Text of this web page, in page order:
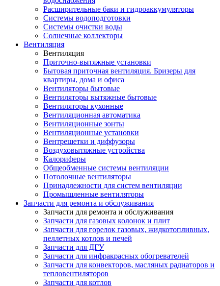
Расширительные баки и гидроаккумуляторы
Системы водоподготовки
Системы очистки воды
Солнечные коллекторы
Вентиляция
Вентиляция
Приточно-вытяжные установки
Бытовая приточная вентиляция. Бризеры для
квартиры, дома и офиса
Вентиляторы бытовые
Вентиляторы вытяжные бытовые
Вентиляторы кухонные
Вентиляционная автоматика
Вентиляционные зонты
Вентиляционные установки
Вентрешетки и диффузоры
Воздуховытяжные устройства
Калориферы
Общеобменные системы вентиляции
Потолочные вентиляторы
Принадлежности для систем вентиляции
Промышленные вентиляторы
Запчасти для ремонта и обслуживания
Запчасти для ремонта и обслуживания
Запчасти для газовых колонок и плит
Запчасти для горелок газовых, жидкотопливных,
пеллетных котлов и печей
Запчасти для ДГУ
Запчасти для инфракрасных обогревателей
Запчасти для конвекторов, масляных радиаторов и
тепловентиляторов
Запчасти для котлов